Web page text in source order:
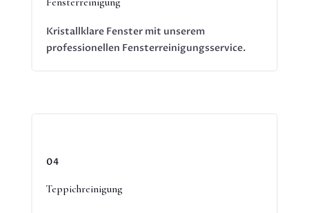
Kristallklare Fenster mit unserem
professionellen Fensterreinigungsservice.
04
Teppichreinigung